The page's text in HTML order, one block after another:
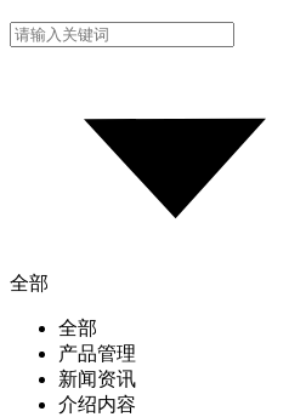
全部
全部
产品管理
新闻资讯
介绍内容